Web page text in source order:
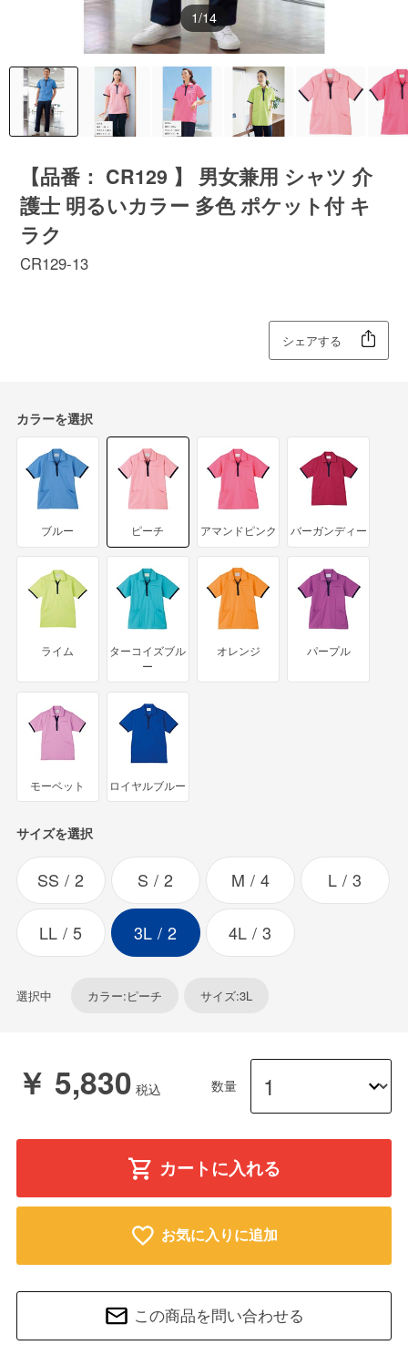
1/14
【品番： CR129 】 男女兼用 シャツ 介
護士 明るいカラー 多色 ポケット付 キ
ラク
CR129-13
シェアする
カラーを選択
ブルー ピーチ アマンドピンク バーガンディー
ライム
ターコイズブル
ー
オレンジ パープル
モーベット ロイヤルブルー
サイズを選択
SS 2 S 2 M 4 L 3
LL 5 3L 2 4L 3
選択中 カラー:ピーチ サイズ:3L
￥ 5,830 数量
カートに入れる
お気に入りに追加
この商品を問い合わせる